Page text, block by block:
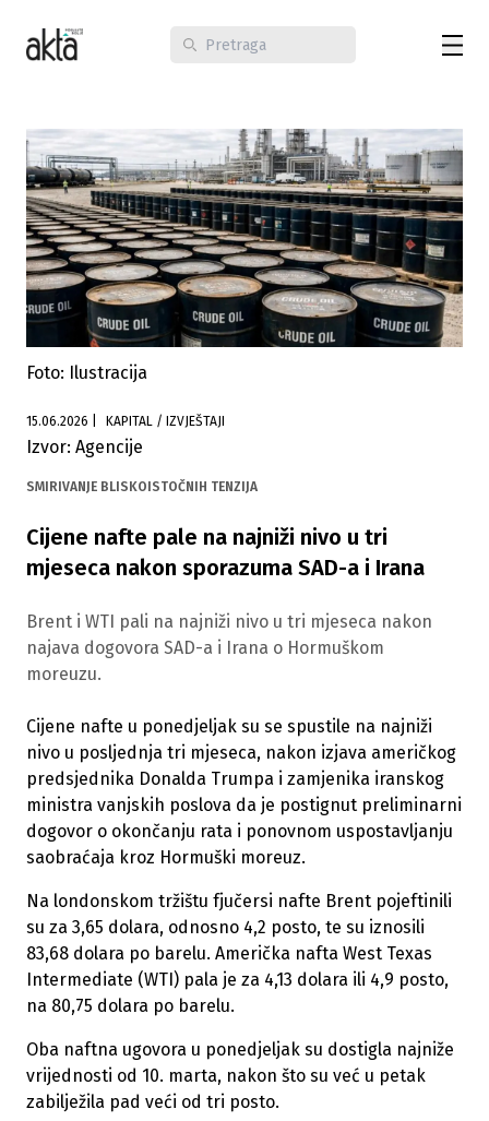
Foto: Ilustracija
15.06.2026 KAPITAL / IZVJEŠTAJI
Izvor: Agencije
SMIRIVANJE BLISKOISTOČNIH TENZIJA
Cijene nafte pale na najniži nivo u tri
mjeseca nakon sporazuma SAD-a i Irana
Brent i WTI pali na najniži nivo u tri mjeseca nakon
najava dogovora SAD-a i Irana o Hormuškom
moreuzu.
Cijene nafte u ponedjeljak su se spustile na najniži
nivo u posljednja tri mjeseca, nakon izjava američkog
predsjednika Donalda Trumpa i zamjenika iranskog
ministra vanjskih poslova da je postignut preliminarni
dogovor o okončanju rata i ponovnom uspostavljanju
saobraćaja kroz Hormuški moreuz.
Na londonskom tržištu fjučersi nafte Brent pojeftinili
su za 3,65 dolara, odnosno 4,2 posto, te su iznosili
83,68 dolara po barelu. Američka nafta West Texas
Intermediate (WTI) pala je za 4,13 dolara ili 4,9 posto,
na 80,75 dolara po barelu.
Oba naftna ugovora u ponedjeljak su dostigla najniže
vrijednosti od 10. marta, nakon što su već u petak
zabilježila pad veći od tri posto.